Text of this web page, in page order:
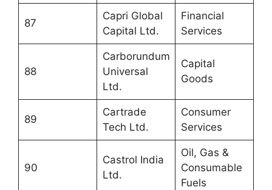
87
Capri Global
Capital Ltd.
Financial
Services
88
Carborundum
Universal
Ltd.
Capital
Goods
89
Cartrade
Tech Ltd.
Consumer
Services
90
Castrol India
Ltd.
Oil, Gas &
Consumable
Fuels